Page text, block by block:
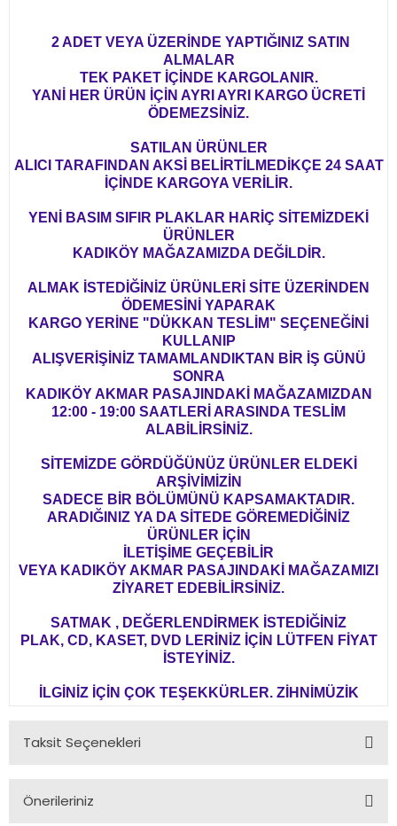
2 ADET VEYA ÜZERİNDE YAPTIĞINIZ SATIN
ALMALAR
TEK PAKET İÇİNDE KARGOLANIR.
YANİ HER ÜRÜN İÇİN AYRI AYRI KARGO ÜCRETİ
ÖDEMEZSİNİZ.
SATILAN ÜRÜNLER
ALICI TARAFINDAN AKSİ BELİRTİLMEDİKÇE 24 SAAT
İÇİNDE KARGOYA VERİLİR.
YENİ BASIM SIFIR PLAKLAR HARİÇ SİTEMİZDEKİ
ÜRÜNLER
KADIKÖY MAĞAZAMIZDA DEĞİLDİR.
ALMAK İSTEDİĞİNİZ ÜRÜNLERİ SİTE ÜZERİNDEN
ÖDEMESİNİ YAPARAK
KARGO YERİNE "DÜKKAN TESLİM" SEÇENEĞİNİ
KULLANIP
ALIŞVERİŞİNİZ TAMAMLANDIKTAN BİR İŞ GÜNÜ
SONRA
KADIKÖY AKMAR PASAJINDAKİ MAĞAZAMIZDAN
12:00 - 19:00 SAATLERİ ARASINDA TESLİM
ALABİLİRSİNİZ.
SİTEMİZDE GÖRDÜĞÜNÜZ ÜRÜNLER ELDEKİ
ARŞİVİMİZİN
SADECE BİR BÖLÜMÜNÜ KAPSAMAKTADIR.
ARADIĞINIZ YA DA SİTEDE GÖREMEDİĞİNİZ
ÜRÜNLER İÇİN
İLETİŞİME GEÇEBİLİR
VEYA KADIKÖY AKMAR PASAJINDAKİ MAĞAZAMIZI
ZİYARET EDEBİLİRSİNİZ.
SATMAK , DEĞERLENDİRMEK İSTEDİĞİNİZ
PLAK, CD, KASET, DVD LERİNİZ İÇİN LÜTFEN FİYAT
İSTEYİNİZ.
İLGİNİZ İÇİN ÇOK TEŞEKKÜRLER. ZİHNİMÜZİK
Taksit Seçenekleri
Önerileriniz